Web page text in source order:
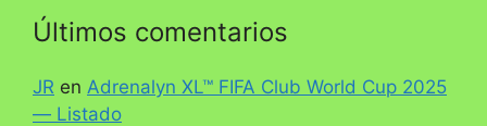
Últimos comentarios
JR en Adrenalyn XL™ FIFA Club World Cup 2025
— Listado